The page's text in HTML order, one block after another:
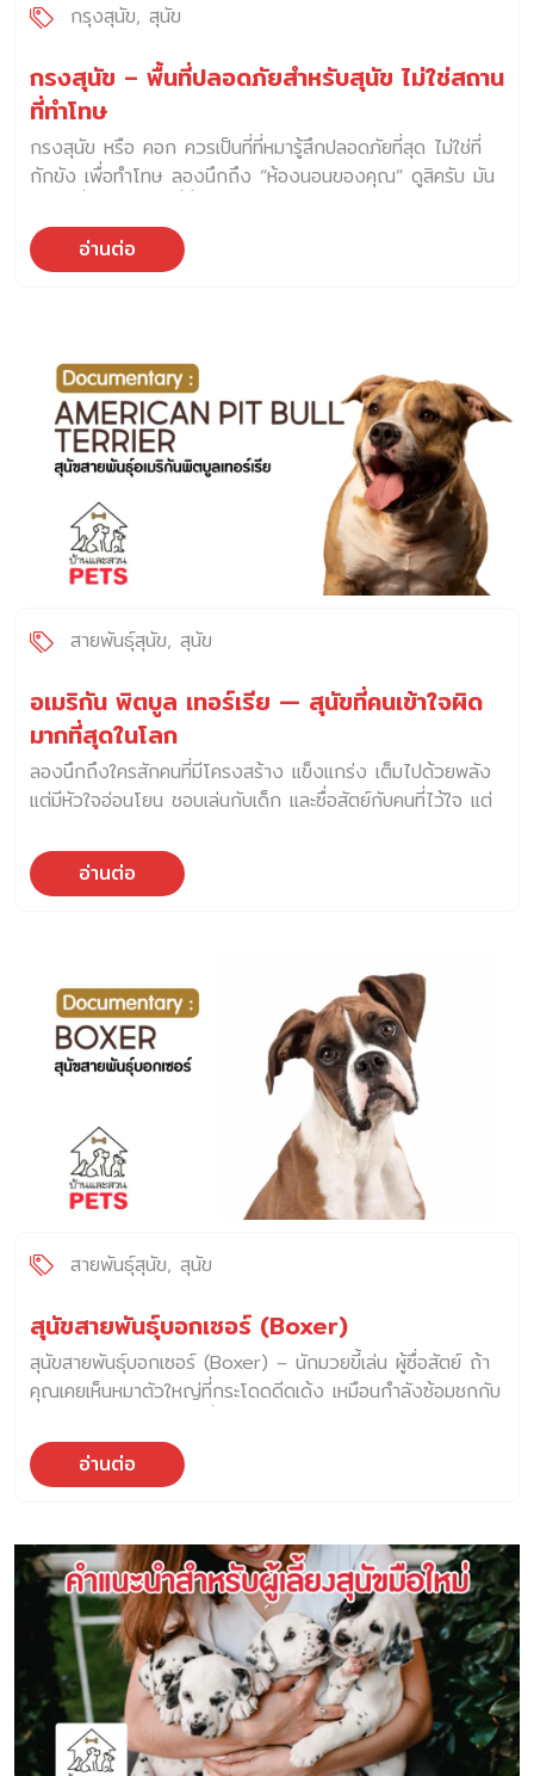
กรุงสุนัข สุนัข
กรงสุนัข – พื้นที่ปลอดภัยสำหรับสุนัข ไม่ใช่สถาน
ที่ทำโทษ
กรงสุนัข หรือ คอก ควรเป็นที่ที่หมารู้สึกปลอดภัยที่สุด ไม่ใช่ที่
กักขัง เพื่อทำโทษ ลองนึกถึง “ห้องนอนของคุณ” ดูสิครับ มัน
ได้ฟื้นฟูจากวันที่เหนื่อยล้า สำหรับ กรงสุนัข หรือคอก ก็ควรเป็น
แบบนั้น แต่ในความเป็นจริง หลายบ้านกลับใช้กรงหรือคอกเป็น
ลงโทษ” เปลี่ยนความหมายของ กรงสุนัข … ให้กลายเป็น “บ้าน”
หมาไม่ได้เกลียดกรงหรือคอกตั้งแต่เกิด แต่พวกเขา “เรียนรู้”
จากประสบการณ์ ถ้าทุกครั้งที่เขาถูกไล่เข้าไป เพราะทำผิด หรือ
ถูกดุ เขาก็จะจดจำว่าคอก = โดนทิ้ง หรือ โดนลงโทษ แต่ถ้าทุก
ครั้งที่เขาเข้าไปนอนในนั้น เขาได้ของเล่น ได้ขนม ได้เสียงชมเบา
อ่านต่อ
สายพันธุ์สุนัข สุนัข
อเมริกัน พิตบูล เทอร์เรีย — สุนัขที่คนเข้าใจผิด
มากที่สุดในโลก
ลองนึกถึงใครสักคนที่มีโครงสร้าง แข็งแกร่ง เต็มไปด้วยพลัง
แต่มีหัวใจอ่อนโยน ชอบเล่นกับเด็ก และซื่อสัตย์กับคนที่ไว้ใจ แต่
“อันตราย” ไปก่อนเสมอ นั่นคือชีวิตของ อเมริกัน พิตบูล เท
อร์เรีย (American Pit Bull Terrier) สุนัขที่ไม่ได้ขอให้เกิดมา
ต้องการ “เจ้าของนักวางแผน” มากกว่า “เจ้าของนักโชว์พลัง”
ประวัติความเป็นมาของ อเมริกัน พิตบูล เทอร์เรีย — จากสนาม
สู้…สู่บทบาทที่ต้องมีคนเข้าใจ American Pit Bull Terrier
ไม่ใช่สุนัขที่เกิดมาเพื่อกัด และก็ไม่ใช่สุนัขที่เกิดมาเพื่อทุกคน ต้น
สายเลือดของเขาย้อนกลับไปถึงศตวรรษที่ 19 ในประเทศ
อังกฤษ ช่วงเวลานั้น กีฬาโหดร้ายอย่าง bull baiting และ
dog […]
อ่านต่อ
สายพันธุ์สุนัข สุนัข
สุนัขสายพันธุ์บอกเซอร์ (Boxer)
สุนัขสายพันธุ์บอกเซอร์ (Boxer) – นักมวยขี้เล่น ผู้ซื่อสัตย์ ถ้า
คุณเคยเห็นหมาตัวใหญ่ที่กระโดดดีดเด้ง เหมือนกำลังซ้อมชกกับ
แล้วพอคุณหัวเราะออกมา เขาก็ยิ่งดีด ยิ่งเต้นนั่นแหละ… คุณได้
เจอกับ สุนัขสายพันธุ์บอกเซอร์ (Boxer) เข้าแล้ว เขาไม่ใช่หมา
เขาคือหมาที่เหมือนจะพูดได้ว่า “มาเล่นกันเถอะ!” ทุกครั้งที่คุณ
สบตาพวกเขา สุนัขสายพันธุ์บอกเซอร์ ทำไมถึงชื่อ Boxer?
เพราะเขาชอบ “ชก”… ไม่ใช่เพื่อสู้ แต่เพื่อ “เล่น” บอกเซอร์ยืน
สองขาหลัง แล้วยื่นขาหน้ามาแตะ ๆ แบบนักมวยบนเวที ท่านี้จะ
โผล่มาเวลาที่เขาดีใจ อยากชวนคุณเล่น หรือกำลังคึกสุดขีด ใคร
เคยโดนชกเบา ๆ พร้อมกระดิกหางรัว ๆ จะรู้ทันทีว่า “เขาแค่
อยากให้คุณสนใจ” เท่านั้นเอง เขาฉลาดไหม? ฝึกง่ายหรือ
เปล่า? Boxer ไม่ใช่หมาโง่… แต่เขาไม่ใช่หมา […]
อ่านต่อ